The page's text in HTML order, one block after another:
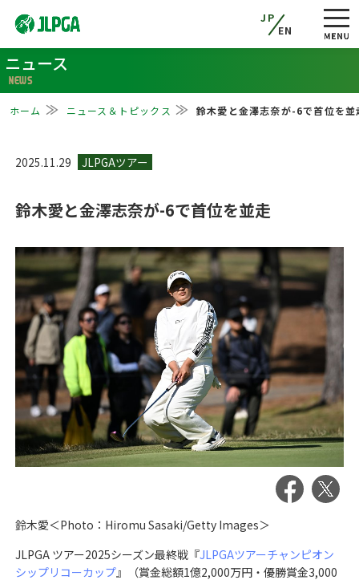
JP
EN
ニュース
NEWS
ホーム ニュース＆トピックス 鈴木愛と金澤志奈が-6で首位を並
2025.11.29
鈴木愛と金澤志奈が-6で首位を並走
鈴木愛＜Photo：Hiromu Sasaki/Getty Images＞
JLPGA ツアー2025シーズン最終戦『JLPGAツアーチャンピオン
シップリコーカップ』（賞金総額1億2,000万円・優勝賞金3,000